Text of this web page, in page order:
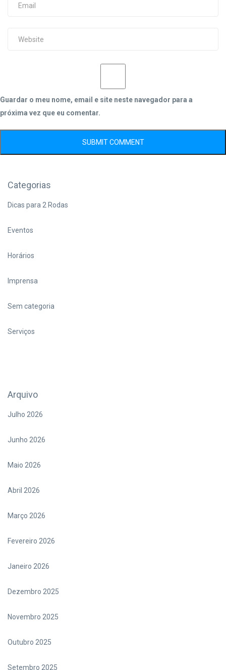
Guardar o meu nome, email e site neste navegador para a
próxima vez que eu comentar.
Categorias
Dicas para 2 Rodas
Eventos
Horários
Imprensa
Sem categoria
Serviços
Arquivo
Julho 2026
Junho 2026
Maio 2026
Abril 2026
Março 2026
Fevereiro 2026
Janeiro 2026
Dezembro 2025
Novembro 2025
Outubro 2025
Setembro 2025